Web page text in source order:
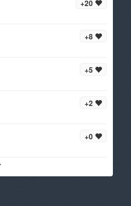
+20
+8
+5
+2
+0